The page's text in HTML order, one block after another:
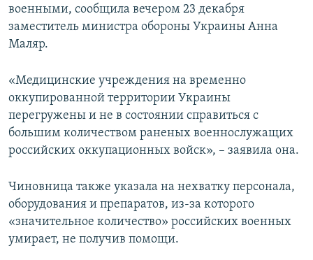
военными, сообщила вечером 23 декабря
заместитель министра обороны Украины Анна
Маляр.
«Медицинские учреждения на временно
оккупированной территории Украины
перегружены и не в состоянии справиться с
большим количеством раненых военнослужащих
российских оккупационных войск», – заявила она.
Чиновница также указала на нехватку персонала,
оборудования и препаратов, из-за которого
«значительное количество» российских военных
умирает, не получив помощи.